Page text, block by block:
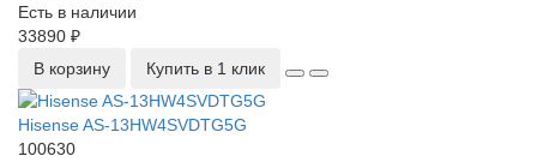
Есть в наличии
33890 ₽
В корзину
Купить в 1 клик
Hisense AS-13HW4SVDTG5G
100630